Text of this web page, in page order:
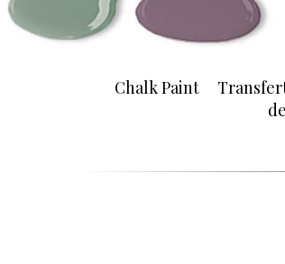
Chalk Paint